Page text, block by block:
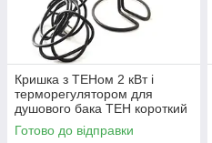
Кришка з ТЕНом 2 кВт і
терморегулятором для
душового бака ТЕН короткий
для літнього душу
Готово до відправки